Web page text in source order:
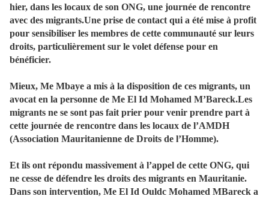
hier, dans les locaux de son ONG, une journée de rencontre
avec des migrants.Une prise de contact qui a été mise à profit
pour sensibiliser les membres de cette communauté sur leurs
droits, particulièrement sur le volet défense pour en
bénéficier.
Mieux, Me Mbaye a mis à la disposition de ces migrants, un
avocat en la personne de Me El Id Mohamed M’Bareck.Les
migrants ne se sont pas fait prier pour venir prendre part à
cette journée de rencontre dans les locaux de l’AMDH
(Association Mauritanienne de Droits de l’Homme).
Et ils ont répondu massivement à l’appel de cette ONG, qui
ne cesse de défendre les droits des migrants en Mauritanie.
Dans son intervention, Me El Id Ouldc Mohamed MBareck a